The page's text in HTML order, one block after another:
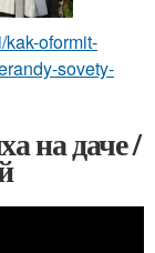
oformit-
sovety-
на даче /